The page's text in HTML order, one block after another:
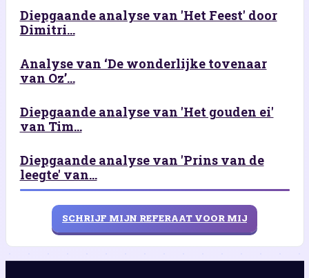
Diepgaande analyse van 'Het Feest' door
Dimitri...
Analyse van ‘De wonderlijke tovenaar
van Oz’...
Diepgaande analyse van 'Het gouden ei'
van Tim...
Diepgaande analyse van 'Prins van de
leegte' van...
SCHRIJF MIJN REFERAAT VOOR MIJ